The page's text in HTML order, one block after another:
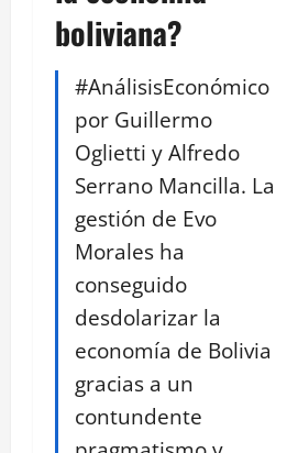
boliviana?
#AnálisisEconómico
por Guillermo
Oglietti y Alfredo
Serrano Mancilla. La
gestión de Evo
Morales ha
conseguido
desdolarizar la
economía de Bolivia
gracias a un
contundente